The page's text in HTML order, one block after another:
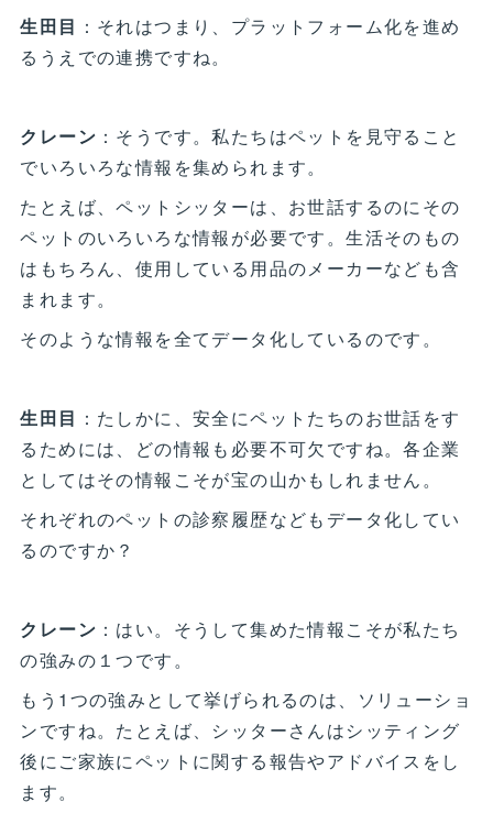
生田目 ：それはつまり、プラットフォーム化を進め
るうえでの連携ですね。
クレーン ：そうです。私たちはペットを見守ること
でいろいろな情報を集められます。
たとえば、ペットシッターは、お世話するのにその
ペットのいろいろな情報が必要です。生活そのもの
はもちろん、使用している用品のメーカーなども含
まれます。
そのような情報を全てデータ化しているのです。
生田目 ：たしかに、安全にペットたちのお世話をす
るためには、どの情報も必要不可欠ですね。各企業
としてはその情報こそが宝の山かもしれません。
それぞれのペットの診察履歴などもデータ化してい
るのですか？
クレーン ：はい。そうして集めた情報こそが私たち
の強みの１つです。
もう1つの強みとして挙げられるのは、ソリューショ
ンですね。たとえば、シッターさんはシッティング
後にご家族にペットに関する報告やアドバイスをし
ます。